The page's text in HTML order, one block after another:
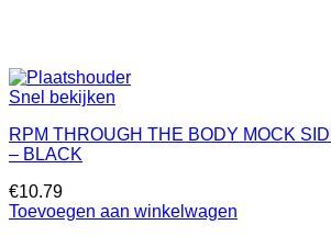
Snel bekijken
RPM THROUGH THE BODY MOCK
– BLACK
€10.79
Toevoegen aan winkelwagen